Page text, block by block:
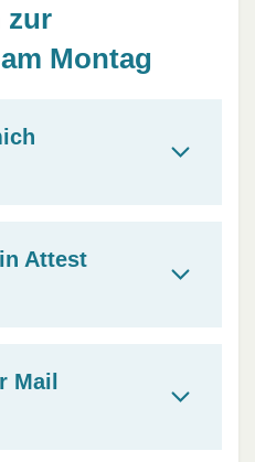
zur
Montag
Attest
Mail